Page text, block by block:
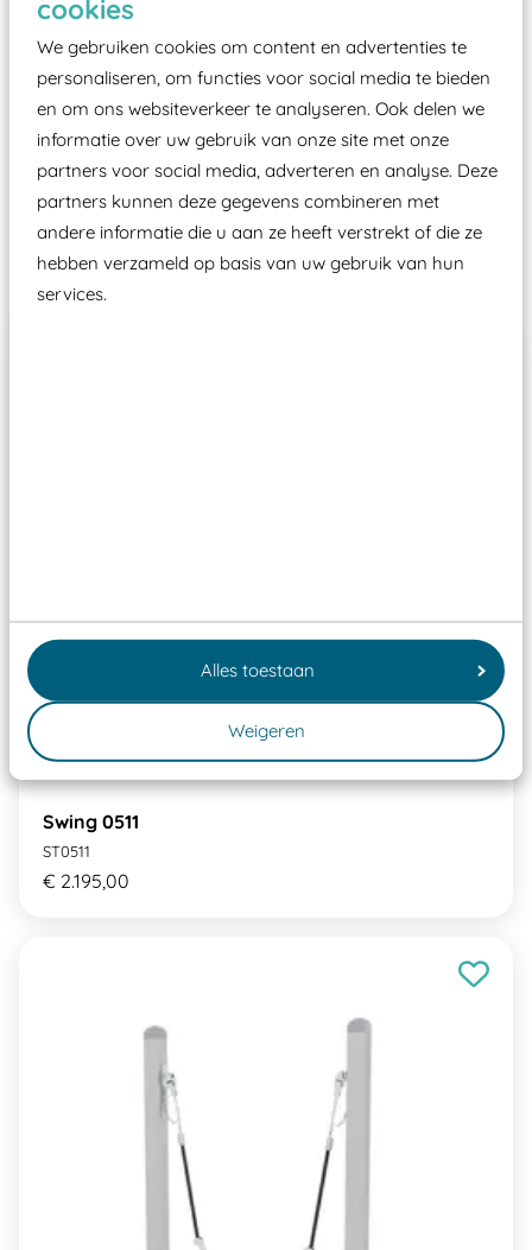
cookies
We gebruiken cookies om content en advertenties te
personaliseren, om functies voor social media te bieden
en om ons websiteverkeer te analyseren. Ook delen we
informatie over uw gebruik van onze site met onze
partners voor social media, adverteren en analyse. Deze
partners kunnen deze gegevens combineren met
andere informatie die u aan ze heeft verstrekt of die ze
hebben verzameld op basis van uw gebruik van hun
services.
Alles toestaan
Weigeren
moet zijn van een typekeuring, -plaatje en
certificering, uitgegeven door een Nederlands
aangewezen keuringsinstantie?
Wij ook speeltoestellen kunnen laten keuren zodat
ze toch binnen het Warenwetbesluit Attractie- en
Speeltoestellen vallen?
Past er goed bij
Swing 0511
ST0511
€ 2.195,00